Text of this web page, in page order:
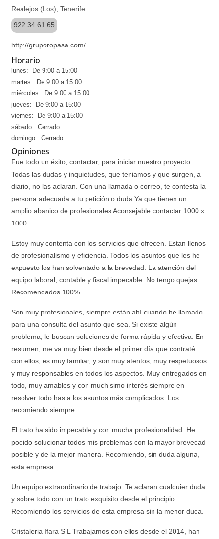
Realejos (Los), Tenerife
922 34 61 65
http://gruporopasa.com/
Horario
lunes: De 9:00 a 15:00
martes: De 9:00 a 15:00
miércoles: De 9:00 a 15:00
jueves: De 9:00 a 15:00
viernes: De 9:00 a 15:00
sábado: Cerrado
domingo: Cerrado
Opiniones
Fue todo un éxito, contactar, para iniciar nuestro proyecto.
Todas las dudas y inquietudes, que teniamos y que surgen, a
diario, no las aclaran. Con una llamada o correo, te contesta la
persona adecuada a tu petición o duda Ya que tienen un
amplio abanico de profesionales Aconsejable contactar 1000 x
1000
Estoy muy contenta con los servicios que ofrecen. Estan llenos
de profesionalismo y eficiencia. Todos los asuntos que les he
expuesto los han solventado a la brevedad. La atención del
equipo laboral, contable y fiscal impecable. No tengo quejas.
Recomendados 100%
Son muy profesionales, siempre están ahí cuando he llamado
para una consulta del asunto que sea. Si existe algún
problema, le buscan soluciones de forma rápida y efectiva. En
resumen, me va muy bien desde el primer día que contraté
con ellos, es muy familiar, y son muy atentos, muy respetuosos
y muy responsables en todos los aspectos. Muy entregados en
todo, muy amables y con muchísimo interés siempre en
resolver todo hasta los asuntos más complicados. Los
recomiendo siempre.
El trato ha sido impecable y con mucha profesionalidad. He
podido solucionar todos mis problemas con la mayor brevedad
posible y de la mejor manera. Recomiendo, sin duda alguna,
esta empresa.
Un equipo extraordinario de trabajo. Te aclaran cualquier duda
y sobre todo con un trato exquisito desde el principio.
Recomiendo los servicios de esta empresa sin la menor duda.
Cristaleria Ifara S.L Trabajamos con ellos desde el 2014, han